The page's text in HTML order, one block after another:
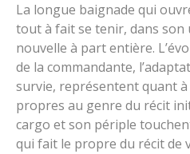
La longue baignade qui
tout à fait se tenir, dans son
nouvelle à part entière.
de la commandante,
survie, représentent quant à
propres au genre du récit
cargo et son périple
qui fait le propre du récit de